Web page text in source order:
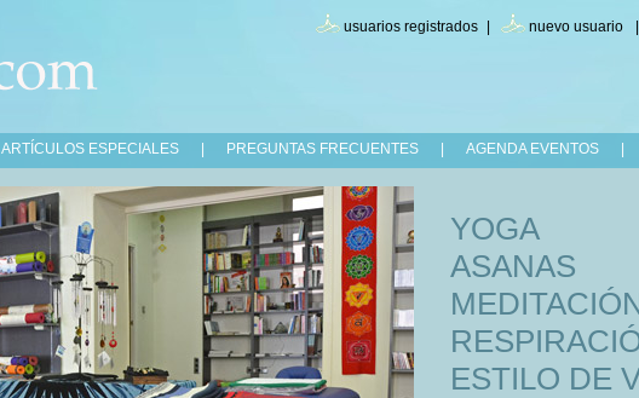
usuarios registrados nuevo usuario
ARTÍCULOS ESPECIALES PREGUNTAS FRECUENTES AGENDA EVENTOS
YOGA
ASANAS
ESTILO DE